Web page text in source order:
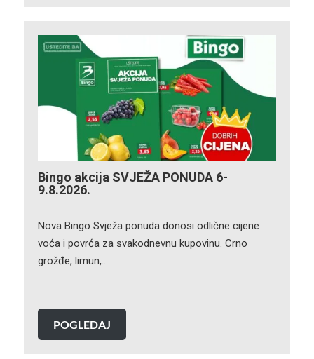
Bingo akcija SVJEŽA PONUDA 6-
9.8.2026.
Nova Bingo Svježa ponuda donosi odlične cijene
voća i povrća za svakodnevnu kupovinu. Crno
grožđe, limun,…
POGLEDAJ